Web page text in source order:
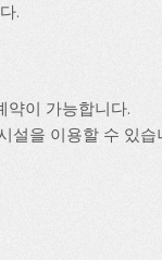
.
약이 가능합니다.
설을 이용할 수 있습